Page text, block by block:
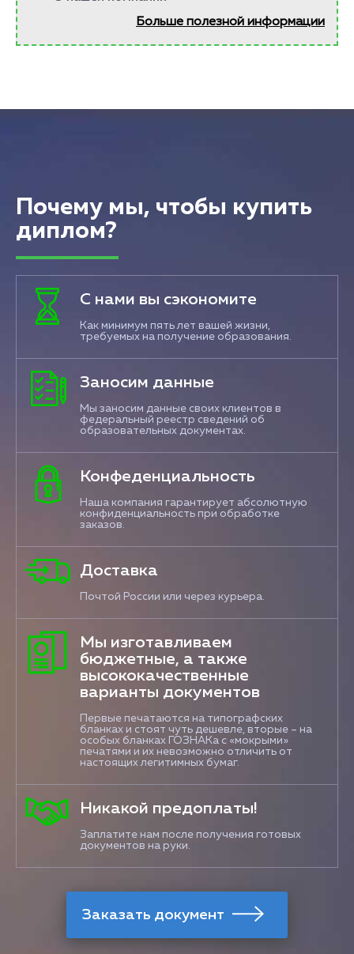
Больше полезной информации
Почему мы, чтобы купить
диплом?
С нами вы сэкономите
Как минимум пять лет вашей жизни,
требуемых на получение образования.
Заносим данные
Мы заносим данные своих клиентов в
федеральный реестр сведений об
образовательных документах.
Конфеденциальность
Наша компания гарантирует абсолютную
конфиденциальность при обработке
заказов.
Доставка
Почтой России или через курьера.
Мы изготавливаем
бюджетные, а также
высококачественные
варианты документов
Первые печатаются на типографских
бланках и стоят чуть дешевле, вторые – на
особых бланках ГОЗНАКа с «мокрыми»
печатями и их невозможно отличить от
настоящих легитимных бумаг.
Никакой предоплаты!
Заплатите нам после получения готовых
документов на руки.